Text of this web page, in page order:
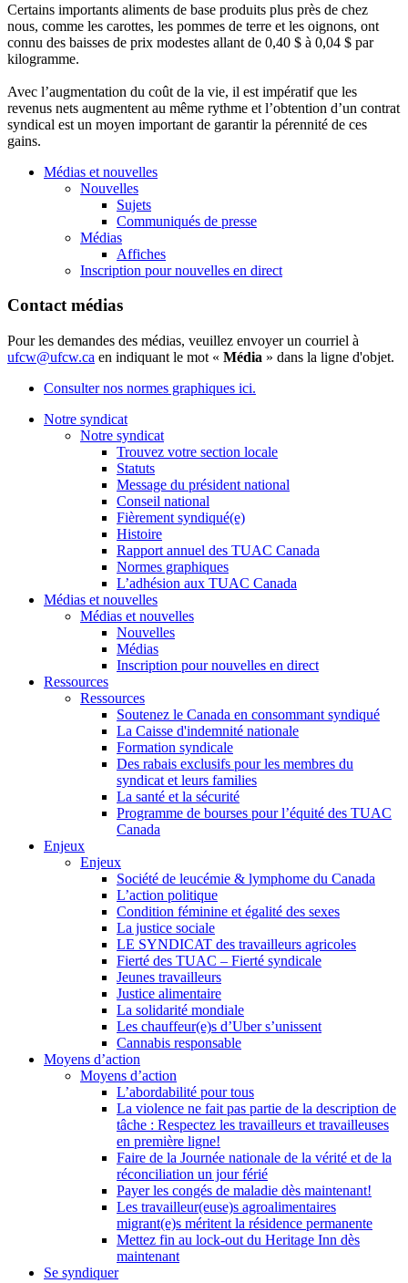
Certains importants aliments de base produits plus près de chez
nous, comme les carottes, les pommes de terre et les oignons, ont
connu des baisses de prix modestes allant de 0,40 $ à 0,04 $ par
kilogramme.
Avec l’augmentation du coût de la vie, il est impératif que les
revenus nets augmentent au même rythme et l’obtention d’un contrat
syndical est un moyen important de garantir la pérennité de ces
gains.
Médias et nouvelles
Nouvelles
Sujets
Communiqués de presse
Médias
Affiches
Inscription pour nouvelles en direct
Contact médias
Pour les demandes des médias, veuillez envoyer un courriel à
ufcw@ufcw.ca en indiquant le mot « Média » dans la ligne d'objet.
Consulter nos normes graphiques ici.
Notre syndicat
Notre syndicat
Trouvez votre section locale
Statuts
Message du président national
Conseil national
Fièrement syndiqué(e)
Histoire
Rapport annuel des TUAC Canada
Normes graphiques
L’adhésion aux TUAC Canada
Médias et nouvelles
Médias et nouvelles
Nouvelles
Médias
Inscription pour nouvelles en direct
Ressources
Ressources
Soutenez le Canada en consommant syndiqué
La Caisse d'indemnité nationale
Formation syndicale
Des rabais exclusifs pour les membres du
syndicat et leurs families
La santé et la sécurité
Programme de bourses pour l’équité des TUAC
Canada
Enjeux
Enjeux
Société de leucémie & lymphome du Canada
L’action politique
Condition féminine et égalité des sexes
La justice sociale
LE SYNDICAT des travailleurs agricoles
Fierté des TUAC – Fierté syndicale
Jeunes travailleurs
Justice alimentaire
La solidarité mondiale
Les chauffeur(e)s d’Uber s’unissent
Cannabis responsable
Moyens d’action
Moyens d’action
L’abordabilité pour tous
La violence ne fait pas partie de la description de
tâche : Respectez les travailleurs et travailleuses
en première ligne!
Faire de la Journée nationale de la vérité et de la
réconciliation un jour férié
Payer les congés de maladie dès maintenant!
Les travailleur(euse)s agroalimentaires
migrant(e)s méritent la résidence permanente
Mettez fin au lock-out du Heritage Inn dès
maintenant
Se syndiquer